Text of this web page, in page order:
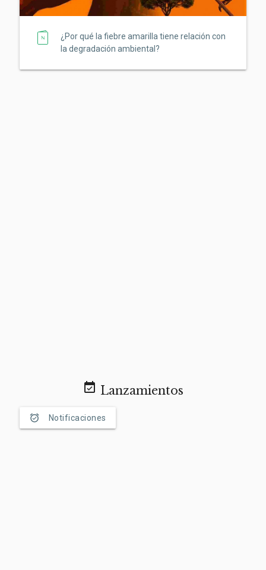
¿Por qué la fiebre amarilla tiene relación con
la degradación ambiental?
event_available Lanzamientos
alarm_on Notificaciones